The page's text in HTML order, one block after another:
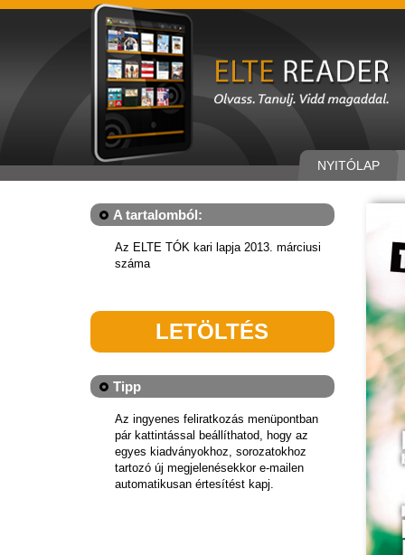
NYITÓLAP
A tartalomból:
Az ELTE TÓK kari lapja 2013. márciusi
száma
LETÖLTÉS
Tipp
Az ingyenes feliratkozás menüpontban
pár kattintással beállíthatod, hogy az
egyes kiadványokhoz, sorozatokhoz
tartozó új megjelenésekkor e-mailen
automatikusan értesítést kapj.